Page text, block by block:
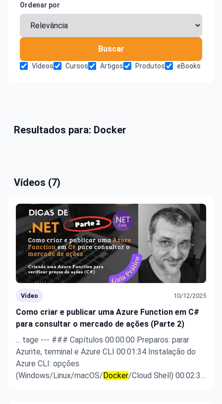
Ordenar por
Buscar
Vídeos Cursos Artigos Produtos eBooks
Resultados para: Docker
Vídeos (7)
Vídeo 10/12/2025
Como criar e publicar uma Azure Function em C#
para consultar o mercado de ações (Parte 2)
... tage --- ### Capítulos 00:00:00 Preparos: parar
Azurite, terminal e Azure CLI 00:01:34 Instalação do
Azure CLI: opções
(Windows/Linux/macOS/Docker/Cloud Shell) 00:02:36